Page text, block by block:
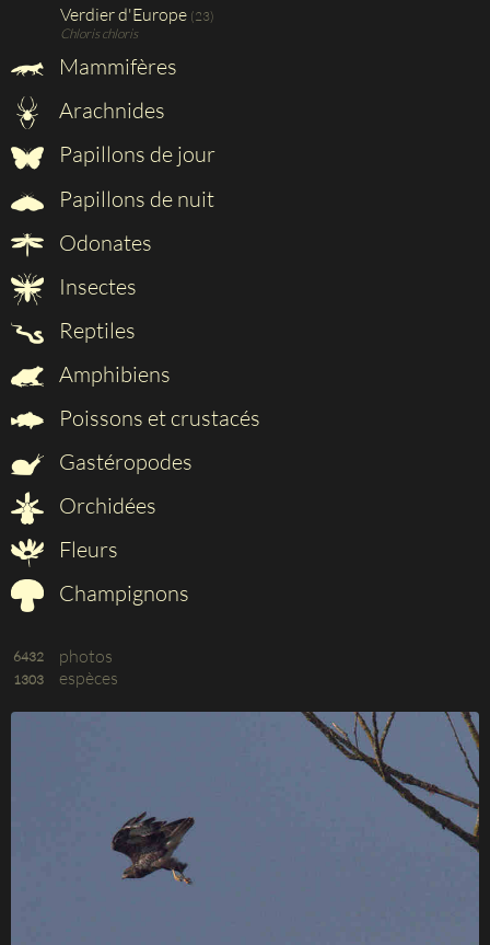
Verdier d'Europe (23)
Chloris chloris
Mammifères
Arachnides
Papillons de jour
Papillons de nuit
Odonates
Insectes
Reptiles
Amphibiens
Poissons et crustacés
Gastéropodes
Orchidées
Fleurs
Champignons
6432 photos
1303 espèces